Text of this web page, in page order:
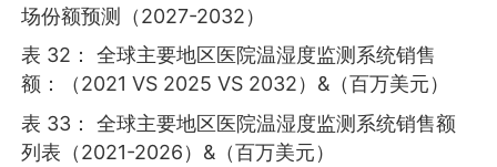
场份额预测（2027-2032）
表 32： 全球主要地区医院温湿度监测系统销售
额：（2021 VS 2025 VS 2032）&（百万美元）
表 33： 全球主要地区医院温湿度监测系统销售额
列表（2021-2026）&（百万美元）